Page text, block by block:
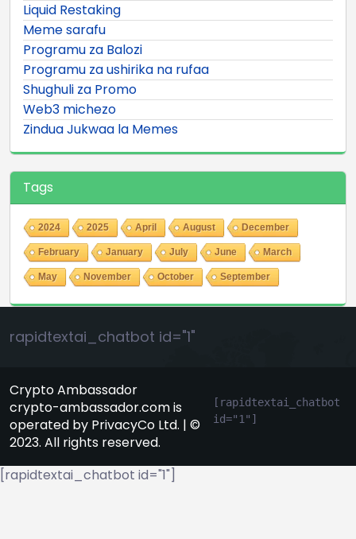
Liquid Restaking
Meme sarafu
Programu za Balozi
Programu za ushirika na rufaa
Shughuli za Promo
Web3 michezo
Zindua Jukwaa la Memes
Tags
2024 2025 April August December
February January July June March
May November October September
rapidtextai_chatbot id="1"
Crypto Ambassador
crypto-ambassador.com is
operated by PrivacyCo Ltd. | ©
2023. All rights reserved.
[rapidtextai_chatbot
id="1"]
[rapidtextai_chatbot id="1"]